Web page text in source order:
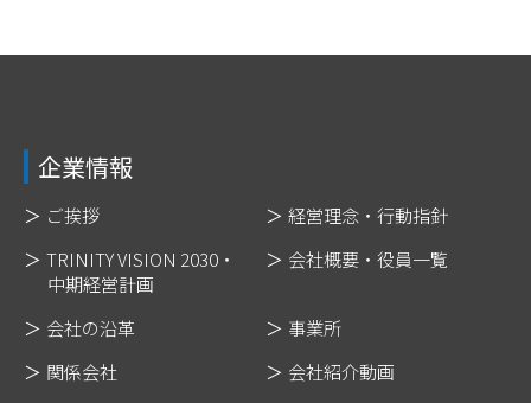
企業情報
ご挨拶
経営理念・行動指針
TRINITY VISION 2030・
中期経営計画
会社概要・役員一覧
会社の沿革
事業所
関係会社
会社紹介動画